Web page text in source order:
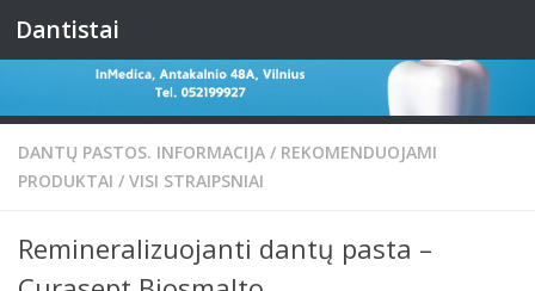
Skip to content
Dantistai
DANTŲ PASTOS. INFORMACIJA / REKOMENDUOJAMI
PRODUKTAI / VISI STRAIPSNIAI
Remineralizuojanti dantų pasta –